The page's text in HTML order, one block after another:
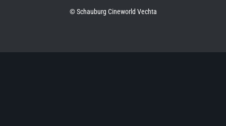
© Schauburg Cineworld Vechta